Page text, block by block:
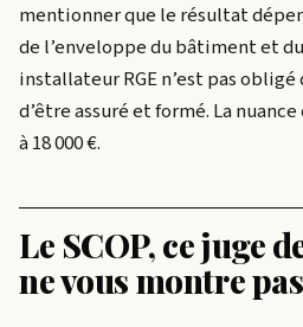
mentionner que le résultat
de l’enveloppe du bâtiment et
installateur RGE n’est pas
d’être assuré et formé. La
à 18 000 €.
Le SCOP, ce juge
ne vous montre pas